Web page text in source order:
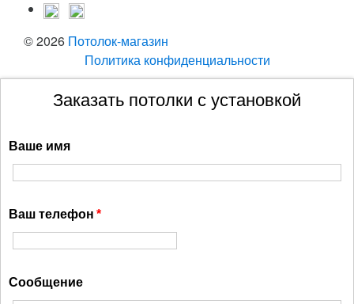
© 2026 Потолок-магазин
Политика конфиденциальности
Заказать потолки с установкой
Ваше имя
Ваш телефон
Сообщение